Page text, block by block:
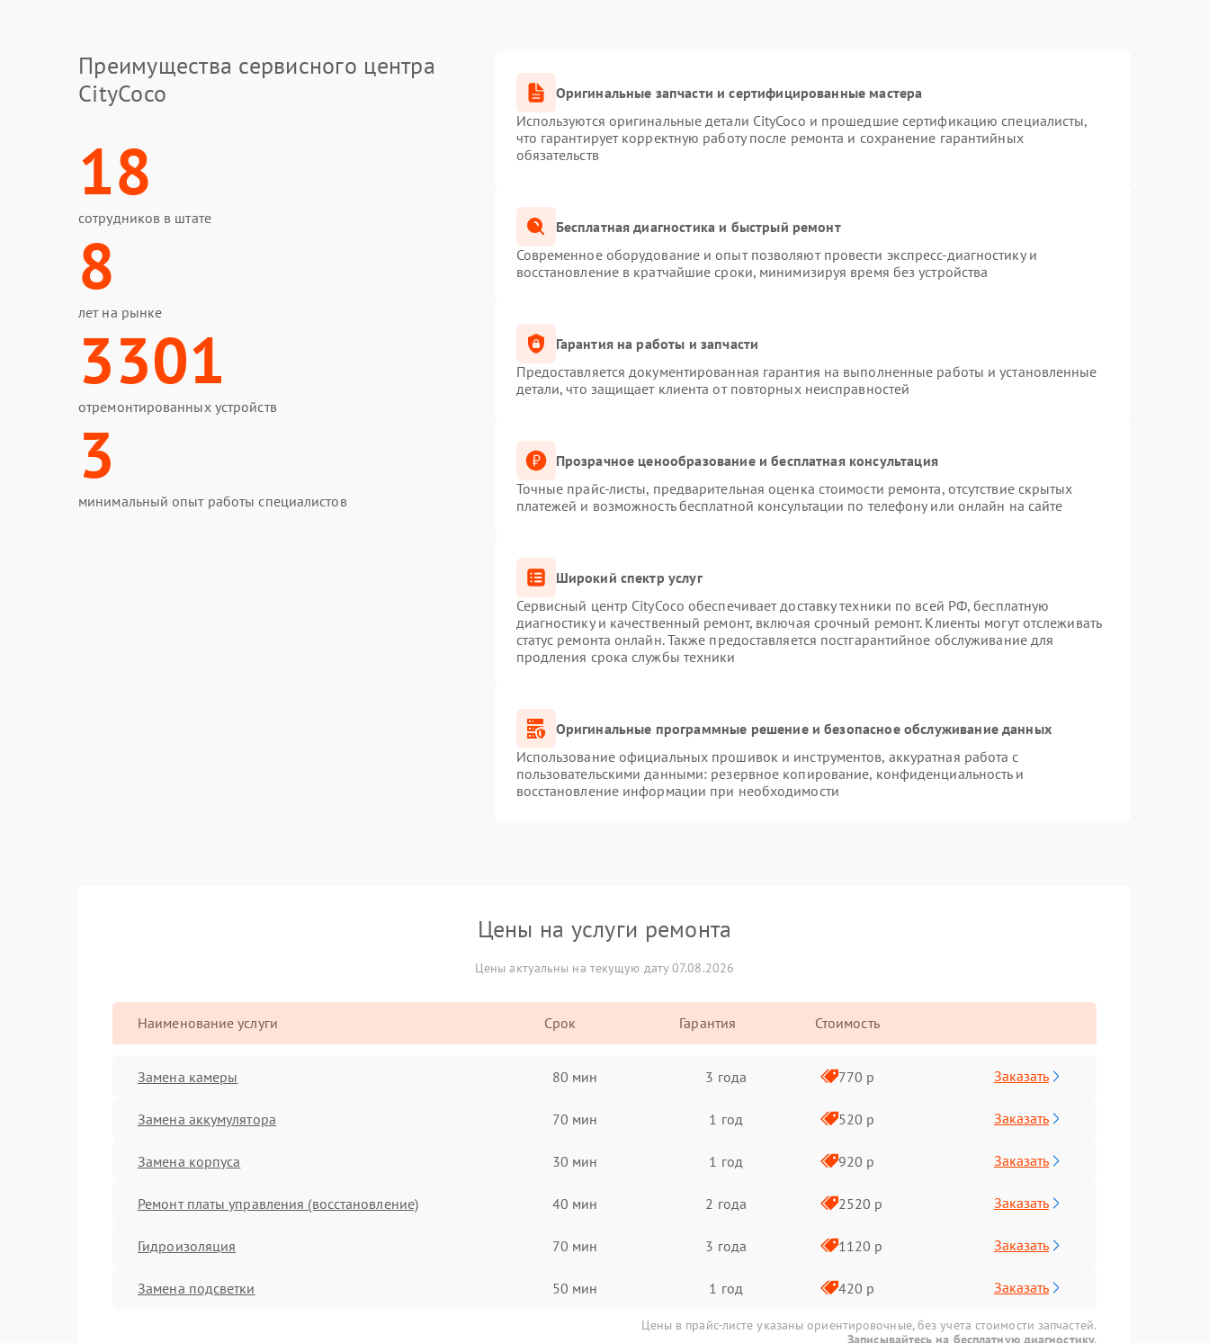
Преимущества сервисного центра
CityCoco
18
сотрудников в штате
8
лет на рынке
3301
отремонтированных устройств
3
минимальный опыт работы специалистов
Оригинальные запчасти и сертифицированные мастера
Используются оригинальные детали CityCoco и прошедшие сертификацию специалисты,
что гарантирует корректную работу после ремонта и сохранение гарантийных
обязательств
Бесплатная диагностика и быстрый ремонт
Современное оборудование и опыт позволяют провести экспресс-диагностику и
восстановление в кратчайшие сроки, минимизируя время без устройства
Гарантия на работы и запчасти
Предоставляется документированная гарантия на выполненные работы и установленные
детали, что защищает клиента от повторных неисправностей
Прозрачное ценообразование и бесплатная консультация
Точные прайс-листы, предварительная оценка стоимости ремонта, отсутствие скрытых
платежей и возможность бесплатной консультации по телефону или онлайн на сайте
Широкий спектр услуг
Сервисный центр CityCoco обеспечивает доставку техники по всей РФ, бесплатную
диагностику и качественный ремонт, включая срочный ремонт. Клиенты могут отслеживать
статус ремонта онлайн. Также предоставляется постгарантийное обслуживание для
продления срока службы техники
Оригинальные программные решение и безопасное обслуживание данных
Использование официальных прошивок и инструментов, аккуратная работа с
пользовательскими данными: резервное копирование, конфиденциальность и
восстановление информации при необходимости
Цены на услуги ремонта
Цены актуальны на текущую дату 07.08.2026
Наименование услуги Срок Гарантия Стоимость
Замена камеры 80 мин 3 года 770 р Заказать
Замена аккумулятора 70 мин 1 год 520 р Заказать
Замена корпуса 30 мин 1 год 920 р Заказать
Ремонт платы управления (восстановление) 40 мин 2 года 2520 р Заказать
Гидроизоляция 70 мин 3 года 1120 р Заказать
Замена подсветки 50 мин 1 год 420 р Заказать
Цены в прайс-листе указаны ориентировочные, без учета стоимости запчастей.
Записывайтесь на бесплатную диагностику.